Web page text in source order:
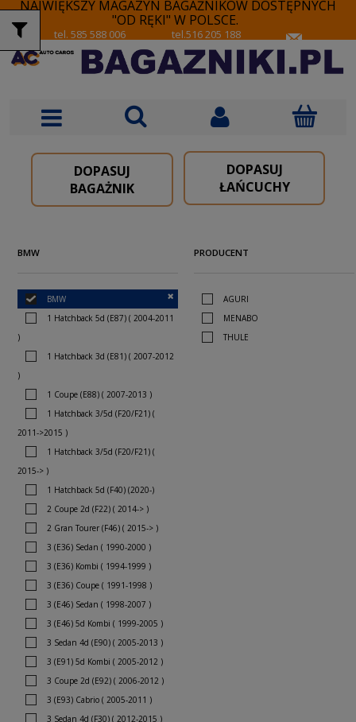
NAJWIĘKSZY MAGAZYN BAGAŻNIKÓW DOSTĘPNYCH
"OD RĘKI" W POLSCE.
tel. 585 588 006 tel.516 205 188
DOPASUJ
BAGAŻNIK
DOPASUJ
ŁAŃCUCHY
BMW
BMW
1 Hatchback 5d (E87) ( 2004-2011
)
1 Hatchback 3d (E81) ( 2007-2012
)
1 Coupe (E88) ( 2007-2013 )
1 Hatchback 3/5d (F20/F21) (
2011->2015 )
1 Hatchback 3/5d (F20/F21) (
2015-> )
1 Hatchback 5d (F40) (2020-)
2 Coupe 2d (F22) ( 2014-> )
2 Gran Tourer (F46) ( 2015-> )
3 (E36) Sedan ( 1990-2000 )
3 (E36) Kombi ( 1994-1999 )
3 (E36) Coupe ( 1991-1998 )
3 (E46) Sedan ( 1998-2007 )
3 (E46) 5d Kombi ( 1999-2005 )
3 Sedan 4d (E90) ( 2005-2013 )
3 (E91) 5d Kombi ( 2005-2012 )
3 Coupe 2d (E92) ( 2006-2012 )
3 (E93) Cabrio ( 2005-2011 )
3 Sedan 4d (F30) ( 2012-2015 )
PRODUCENT
AGURI
MENABO
THULE